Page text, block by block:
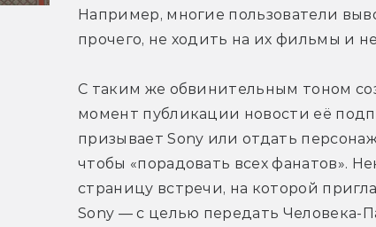
Например, многие пользователи
прочего, не ходить на их фильмы и
С таким же обвинительным тоном
момент публикации новости её
призывает Sony или отдать
чтобы «порадовать всех фанатов».
страницу встречи, на которой
Sony — с целью передать Человека-